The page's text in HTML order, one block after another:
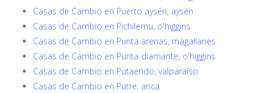
Casas de Cambio en Puerto aysén, aysén
Casas de Cambio en Pichilemu, o'higgins
Casas de Cambio en Punta arenas, magallanes
Casas de Cambio en Punta diamante, o'higgins
Casas de Cambio en Putaendo, valparaíso
Casas de Cambio en Putre, arica